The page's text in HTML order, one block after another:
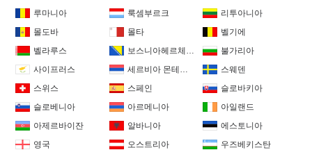
루마니아
룩셈부르크
리투아니아
몰도바
몰타
벨기에
벨라루스
보스니아헤르체고비나
불가리아
사이프러스
세르비아 몬테네그로
스웨덴
스위스
스페인
슬로바키아
슬로베니아
아르메니아
아일랜드
아제르바이잔
알바니아
에스토니아
영국
오스트리아
우즈베키스탄